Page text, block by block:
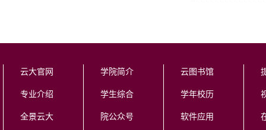
云大官网
专业介绍
全景云大
学院简介
学生综合
院公众号
云图书馆
学年校历
软件应用